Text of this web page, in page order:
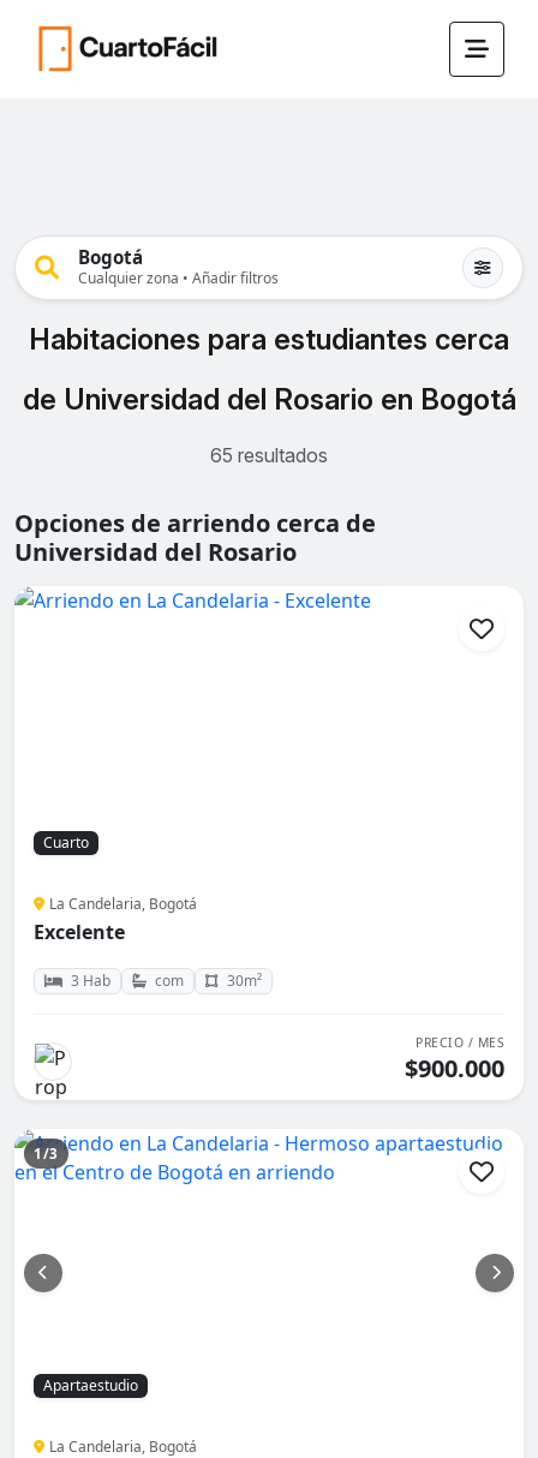
Bogotá
Cualquier zona • Añadir filtros
Habitaciones para estudiantes cerca
de Universidad del Rosario en Bogotá
65 resultados
Opciones de arriendo cerca de
Universidad del Rosario
Cuarto
La Candelaria, Bogotá
Excelente
3 Hab com 30m²
PRECIO / MES
$900.000
1/3
Apartaestudio
La Candelaria, Bogotá